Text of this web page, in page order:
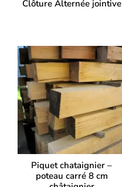
Clôture Alternée jointive
Piquet chataignier –
poteau carré 8 cm